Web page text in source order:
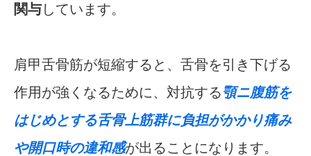
関与しています。
肩甲舌骨筋が短縮すると、舌骨を引き下げる
作用が強くなるために、対抗する顎ニ腹筋を
はじめとする舌骨上筋群に負担がかかり痛み
や開口時の違和感が出ることになります。